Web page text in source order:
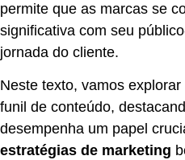
permite que as marcas se
significativa com seu
jornada do cliente.
Neste texto, vamos
funil de conteúdo,
desempenha um papel
estratégias de marketing